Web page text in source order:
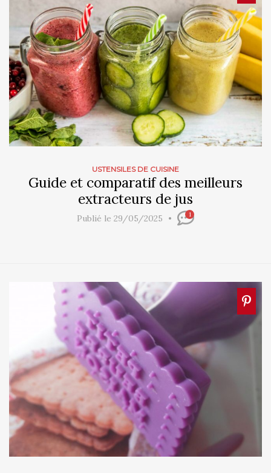
USTENSILES DE CUISINE
Guide et comparatif des meilleurs
extracteurs de jus
Publié le 29/05/2025 1